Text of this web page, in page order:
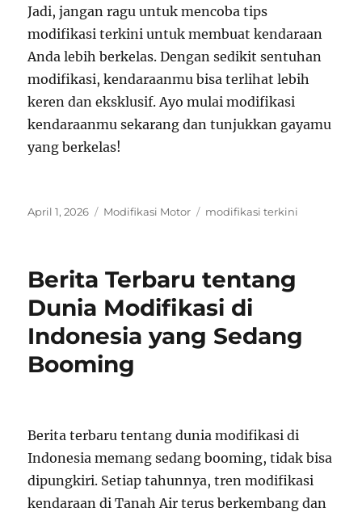
Jadi, jangan ragu untuk mencoba tips
modifikasi terkini untuk membuat kendaraan
Anda lebih berkelas. Dengan sedikit sentuhan
modifikasi, kendaraanmu bisa terlihat lebih
keren dan eksklusif. Ayo mulai modifikasi
kendaraanmu sekarang dan tunjukkan gayamu
yang berkelas!
Posted
April 1, 2026 Categories
Modifikasi Motor Tags
modifikasi terkini
Berita Terbaru tentang
Dunia Modifikasi di
Indonesia yang Sedang
Booming
Berita terbaru tentang dunia modifikasi di
Indonesia memang sedang booming, tidak bisa
dipungkiri. Setiap tahunnya, tren modifikasi
kendaraan di Tanah Air terus berkembang dan